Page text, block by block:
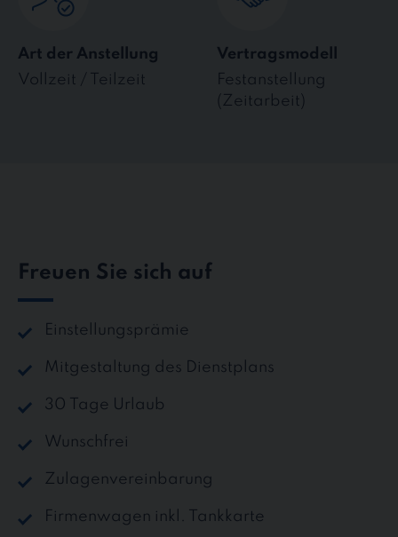
Art der Anstellung
Vollzeit / Teilzeit
Vertragsmodell
Festanstellung
(Zeitarbeit)
Freuen Sie sich auf
Einstellungsprämie
Mitgestaltung des Dienstplans
30 Tage Urlaub
Wunschfrei
Zulagenvereinbarung
Firmenwagen inkl. Tankkarte